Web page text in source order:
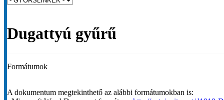
Dugattyú gyűrű
Formátumok
A dokumentum megtekinthető az alábbi formátumokban is: